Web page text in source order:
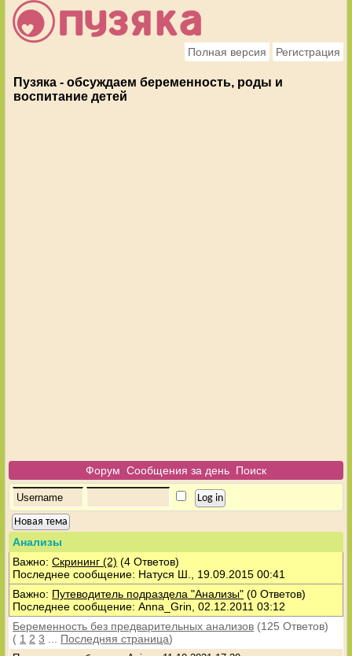
Полная версия Регистрация
Пузяка - обсуждаем беременность, роды и
воспитание детей
Форум Сообщения за день Поиск
Новая тема
Анализы
Важно:Скрининг (2) (4 Ответов)
Последнее сообщение: Натуся Ш., 19.09.2015 00:41
Важно: Путеводитель подраздела "Анализы" (0 Ответов)
Последнее сообщение: Anna_Grin, 02.12.2011 03:12
Беременность без предварительных анализов (125 Ответов)
( 1 2 3 Последняя страница)